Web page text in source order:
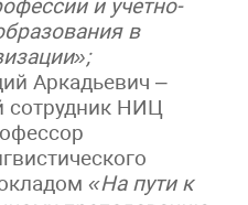
и учетно-
в
Аркадьевич –
сотрудник НИЦ
«На пути к